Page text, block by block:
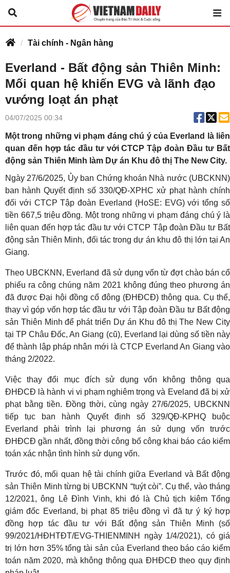
Tài chính - Ngân hàng
Everland - Bất động sản Thiên Minh:
Mối quan hệ khiến EVG và lãnh đạo
vướng loạt án phạt
04/07/2025 00:34
Một trong những vi phạm đáng chú ý của Everland là liên
quan đến hợp tác đầu tư với CTCP Tập đoàn Đầu tư Bất
động sản Thiên Minh làm Dự án Khu đô thị The New City.
Ngày 27/6/2025, Ủy ban Chứng khoán Nhà nước (UBCKNN)
ban hành Quyết định số 330/QĐ-XPHC xử phạt hành chính
đối với CTCP Tập đoàn Everland (HoSE: EVG) với tổng số
tiền 667,5 triệu đồng. Một trong những vi phạm đáng chú ý là
liên quan đến hợp tác đầu tư với CTCP Tập đoàn Đầu tư Bất
động sản Thiên Minh, đối tác trong dự án khu đô thị lớn tại An
Giang.
Theo UBCKNN, Everland đã sử dụng vốn từ đợt chào bán cổ
phiếu ra công chúng năm 2021 không đúng theo phương án
đã được Đại hội đồng cổ đông (ĐHĐCĐ) thông qua. Cụ thể,
thay vì góp vốn hợp tác đầu tư với Tập đoàn Đầu tư Bất động
sản Thiên Minh để phát triển Dự án Khu đô thị The New City
tại TP Châu Đốc, An Giang (cũ), Everland lại dùng số tiền này
để thành lập pháp nhân mới là CTCP Everland An Giang vào
tháng 2/2022.
Việc thay đổi mục đích sử dụng vốn không thông qua
ĐHĐCĐ là hành vi vi phạm nghiêm trọng và Eveland đã bị xử
phạt bằng tiền. Đồng thời, cùng ngày 27/6/2025, UBCKNN
tiếp tục ban hành Quyết định số 329/QĐ-KPHQ buộc
Everland phải trình lại phương án sử dụng vốn trước
ĐHĐCĐ gần nhất, đồng thời công bố công khai báo cáo kiểm
toán xác nhận tình hình sử dụng vốn.
Trước đó, mối quan hệ tài chính giữa Everland và Bất động
sản Thiên Minh từng bị UBCKNN “tuýt còi”. Cụ thể, vào tháng
12/2021, ông Lê Đình Vinh, khi đó là Chủ tịch kiêm Tổng
giám đốc Everland, bị phạt 85 triệu đồng vì đã tự ý ký hợp
đồng hợp tác đầu tư với Bất động sản Thiên Minh (số
99/2021/HĐHTĐT/EVG-THIENMINH ngày 1/4/2021), có giá
trị lớn hơn 35% tổng tài sản của Everland theo báo cáo kiểm
toán năm 2020, mà không thông qua ĐHĐCĐ theo quy định